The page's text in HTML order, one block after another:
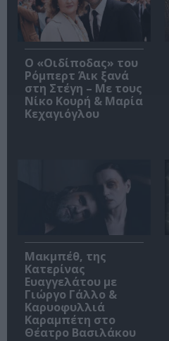
O «Οιδίποδας» του
Ρόμπερτ Άικ ξανά
στη Στέγη – Με τους
Νίκο Κουρή & Μαρία
Κεχαγιόγλου
Μακμπέθ, της
Κατερίνας
Ευαγγελάτου με
Γιώργο Γάλλο &
Καρυοφυλλιά
Καραμπέτη στο
Θέατρο Βασιλάκου